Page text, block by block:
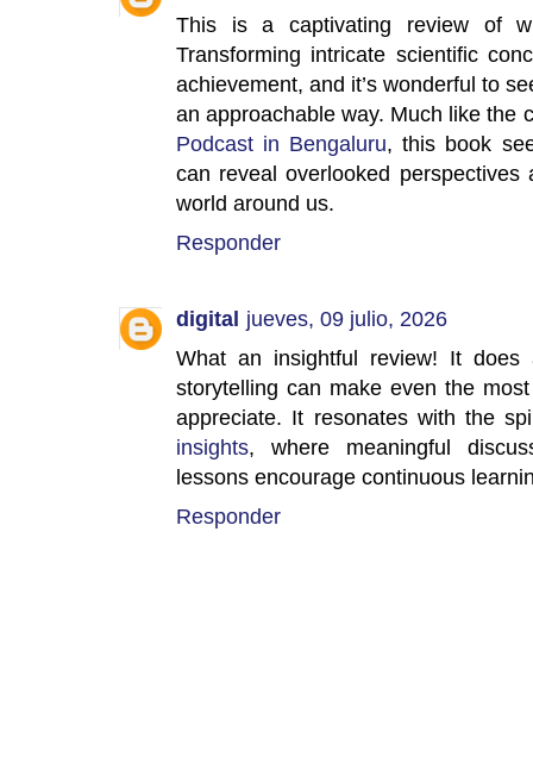
This is a captivating review of
Transforming intricate scientific
achievement, and it’s wonderful to
an approachable way. Much like the
Podcast in Bengaluru, this book
can reveal overlooked
world around us.
Responder
digital jueves, 09 julio, 2026
What an insightful review! It
storytelling can make even the
appreciate. It resonates with the
insights, where meaningful
lessons encourage continuous
Responder